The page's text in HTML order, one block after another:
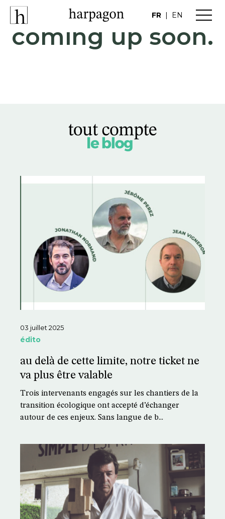
FR | EN
coming up soon.
03 juillet 2025
édito
au delà de cette limite, notre ticket ne
va plus être valable
Trois intervenants engagés sur les chantiers de la
transition écologique ont accepté d’échanger
autour de ces enjeux. Sans langue de b...